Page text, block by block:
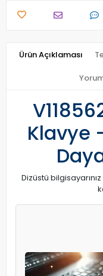
Ürün Açıklaması
Klavye
Dizüstü